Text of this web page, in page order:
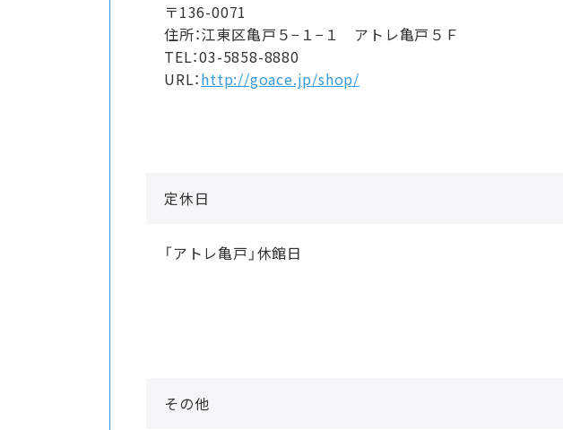
〒136-0071
住所：江東区亀戸５−１−１ アトレ亀戸５Ｆ
TEL：03-5858-8880
URL：http://goace.jp/shop/
定休日
「アトレ亀戸」休館日
その他